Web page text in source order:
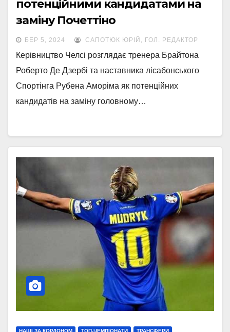
потенційними кандидатами на
заміну Почеттіно
БЕР 5, 2024 САПОТЮК ЮРІЙ, ГОЛ. РЕДАКТОР
Керівництво Челсі розглядає тренера Брайтона
Роберто Де Дзербі та наставника лісабонського
Спортінга Рубена Аморіма як потенційних
кандидатів на заміну головному…
НАШІ ЗА КОРДОНОМ ТОП-ЧЕМПІОНАТИ ТРАНСФЕРИ